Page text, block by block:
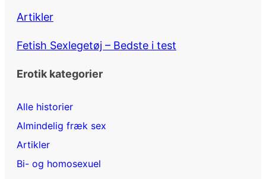
Artikler
Fetish Sexlegetøj – Bedste i test
Erotik kategorier
Alle historier
Almindelig fræk sex
Artikler
Bi- og homosexuel